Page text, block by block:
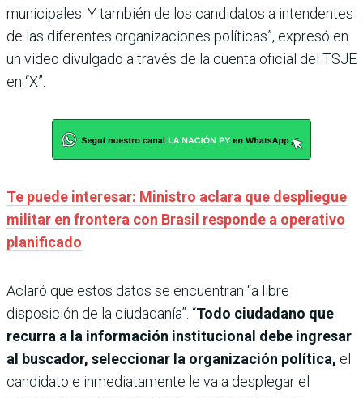
municipales. Y también de los candidatos a intendentes
de las diferentes organizaciones políticas”, expresó en
un video divulgado a través de la cuenta oficial del TSJE
en “X”.
Te puede interesar: Ministro aclara que despliegue
militar en frontera con Brasil responde a operativo
planificado
Aclaró que estos datos se encuentran “a libre
disposición de la ciudadanía”. “Todo ciudadano que
recurra a la información institucional debe ingresar
al buscador, seleccionar la organización política, el
candidato e inmediatamente le va a desplegar el